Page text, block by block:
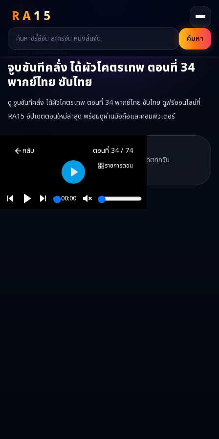
RA15
ค้นหา
RA15 / ตอนของซีรี่ส์
จูบขันทีคลั่ง ได้ผัวโคตรเทพ ตอนที่ 34
พากย์ไทย ซับไทย
ดู จูบขันทีคลั่ง ได้ผัวโคตรเทพ ตอนที่ 34 พากย์ไทย ซับไทย ดูฟรีออนไลน์ที่
RA15 อัปเดตตอนใหม่ล่าสุด พร้อมดูผ่านมือถือและคอมพิวเตอร์
กลับ ตอนที่ 34/ 74
รายการตอน
00:00
Play
พากย์ไทย ซับไทย ดูฟรีออนไลน์
RA15 เป็นเว็บไซต์ดูซีรี่ส์จีนออนไลน์ฟรี ที่รวบรวมหนังจีน ละครจีน มิ
RA15 Drama
RA15 Drama
รวมซีรี่ส์จีน ละครสั้น หนังแนวตั้ง พากย์ไทย อัปเดตทุกวัน
RA15 Drama